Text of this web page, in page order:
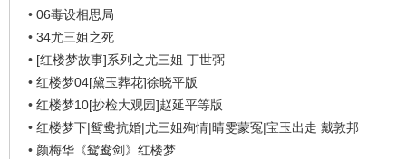
• 06毒设相思局
• 34尤三姐之死
• [红楼梦故事]系列之尤三姐 丁世弼
• 红楼梦04[黛玉葬花]徐晓平版
• 红楼梦10[抄检大观园]赵延平等版
• 红楼梦下|鸳鸯抗婚|尤三姐殉情|晴雯蒙冤|宝玉出走 戴敦邦
• 颜梅华《鸳鸯剑》红楼梦